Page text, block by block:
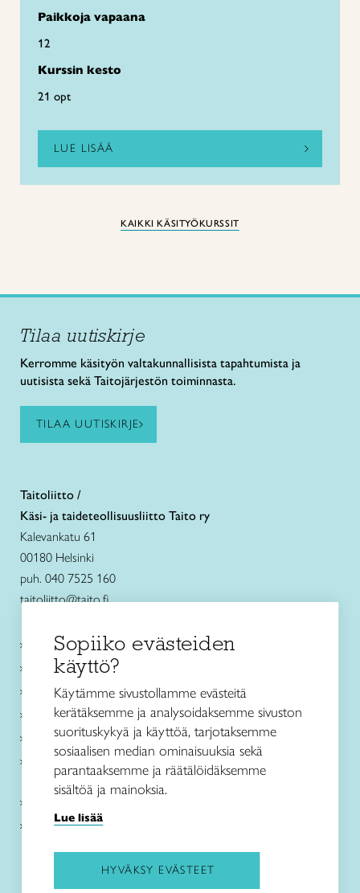
Paikkoja vapaana
12
Kurssin kesto
21 opt
LUE LISÄÄ
KAIKKI KÄSITYÖKURSSIT
Tilaa uutiskirje
Kerromme käsityön valtakunnallisista tapahtumista ja
uutisista sekä Taitojärjestön toiminnasta.
TILAA UUTISKIRJE
Taitoliitto /
Käsi- ja taideteollisuusliitto Taito ry
Kalevankatu 61
00180 Helsinki
puh. 040 7525 160
taitoliitto@taito.fi
Käsityökurssit ja koulutus
Ajankohtaista
Käsityöohjeet
Me olemme Taito
Paikallinen toiminta
Verkkokaupat
Kirjaudu Arviin
Kirjaudu Taitocampukseen
Sopiiko evästeiden
käyttö?
Käytämme sivustollamme evästeitä
kerätäksemme ja analysoidaksemme sivuston
suorituskykyä ja käyttöä, tarjotaksemme
sosiaalisen median ominaisuuksia sekä
parantaaksemme ja räätälöidäksemme
sisältöä ja mainoksia.
Lue lisää
HYVÄKSY EVÄSTEET